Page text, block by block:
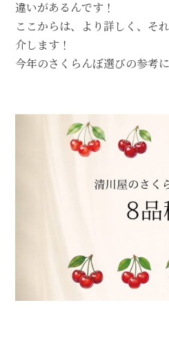
違いがあるんです！
ここからは、より詳しく、そ
介します！
今年のさくらんぼ選びの参考